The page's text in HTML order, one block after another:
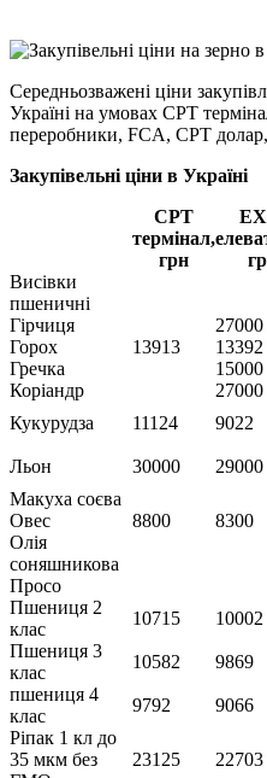
Link
Print
Середньозважені ціни
Україні на умовах CPT
переробники, FCA, CPT
Закупівельні ціни в Україні
CPT
термінал,
грн
Висівки
пшеничні
Гірчиця
27000
Горох
13913 13392
Гречка
15000
Коріандр
27000
Кукурудза
11124 9022
Льон 30000 29000
Макуха соєва
Овес
8800
8300
Олія
соняшникова
Просо
Пшениця 2
клас
10715 10002
Пшениця 3
клас
10582 9869
пшениця 4
клас
9792 9066
Ріпак 1 кл до
35 мкм без
23125 22703